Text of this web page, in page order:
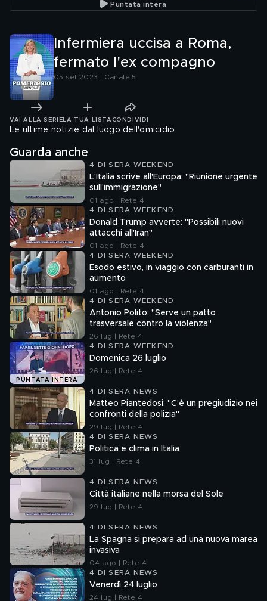
Puntata intera
Infermiera uccisa a Roma,
fermato l'ex compagno
05 set 2023 | Canale 5
VAI ALLA SERIE LA TUA LISTA CONDIVIDI
Le ultime notizie dal luogo dell'omicidio
Guarda anche
4 DI SERA WEEKEND
L'Italia scrive all'Europa: "Riunione urgente
sull'immigrazione"
01 ago | Rete 4
4 DI SERA WEEKEND
Donald Trump avverte: "Possibili nuovi
attacchi all'Iran"
01 ago | Rete 4
4 DI SERA WEEKEND
Esodo estivo, in viaggio con carburanti in
aumento
01 ago | Rete 4
4 DI SERA WEEKEND
Antonio Polito: "Serve un patto
trasversale contro la violenza"
26 lug | Rete 4
PUNTATA INTERA
4 DI SERA WEEKEND
Domenica 26 luglio
26 lug | Rete 4
4 DI SERA NEWS
Matteo Piantedosi: "C'è un pregiudizio nei
confronti della polizia"
29 lug | Rete 4
4 DI SERA NEWS
Politica e clima in Italia
31 lug | Rete 4
4 DI SERA NEWS
Città italiane nella morsa del Sole
29 lug | Rete 4
4 DI SERA NEWS
La Spagna si prepara ad una nuova marea
invasiva
04 ago | Rete 4
4 DI SERA NEWS
Venerdì 24 luglio
24 lug | Rete 4